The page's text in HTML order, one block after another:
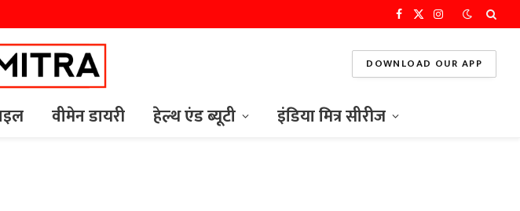
Facebook
X
Instagram
DOWNLOAD OUR APP
वीमेन डायरी हेल्थ एंड ब्यूटी इंडिया मित्र सीरीज